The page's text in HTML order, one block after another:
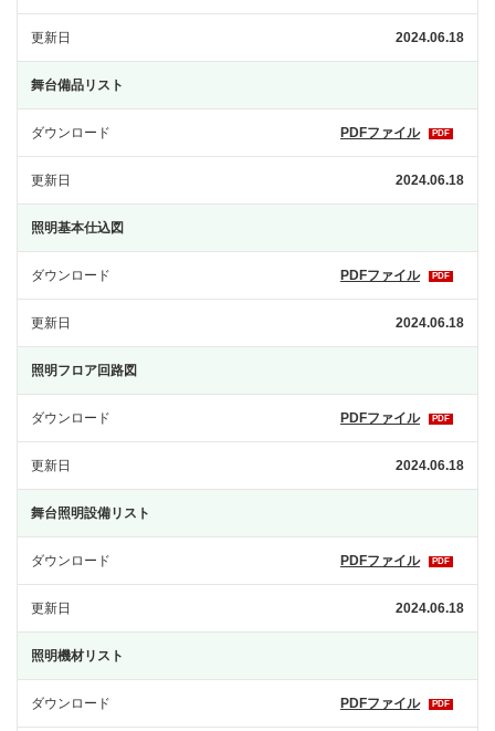
更新日 2024.06.18
舞台備品リスト
ダウンロード PDFファイル PDF
更新日 2024.06.18
照明基本仕込図
ダウンロード PDFファイル PDF
更新日 2024.06.18
照明フロア回路図
ダウンロード PDFファイル PDF
更新日 2024.06.18
舞台照明設備リスト
ダウンロード PDFファイル PDF
更新日 2024.06.18
照明機材リスト
ダウンロード PDFファイル PDF